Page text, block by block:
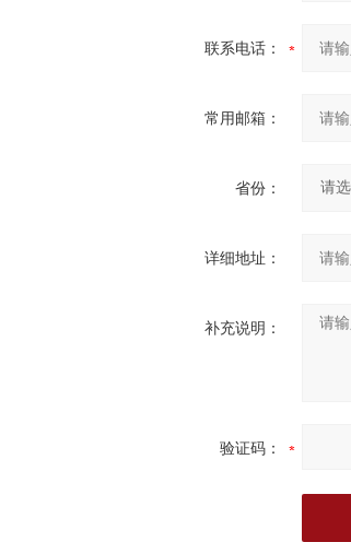
联系电话：
常用邮箱：
省份：
详细地址：
补充说明：
验证码：